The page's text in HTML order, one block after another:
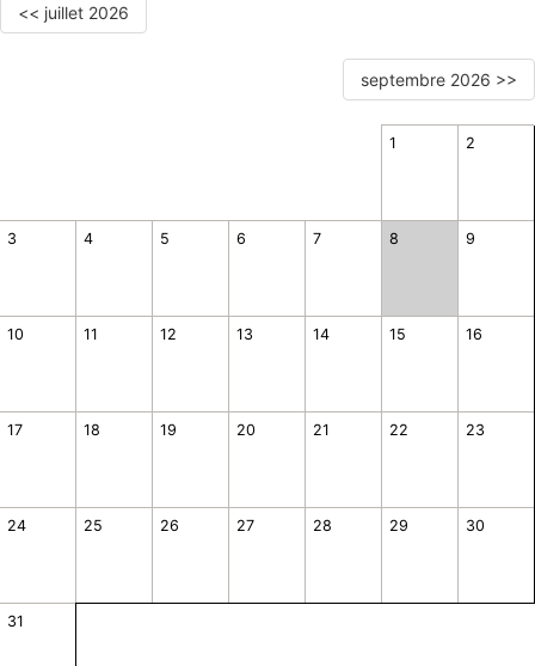
<< juillet 2026
septembre 2026 >>
1 2
3 4 5 6 7 8 9
10 11 12 13 14 15 16
17 18 19 20 21 22 23
24 25 26 27 28 29 30
31